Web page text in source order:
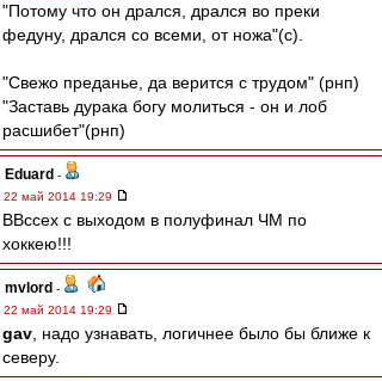
"Потому что он дрался, дрался во преки
федуну, дрался со всеми, от ножа"(с).
"Свежо преданье, да верится с трудом" (рнп)
"Заставь дурака богу молиться - он и лоб
расшибет"(рнп)
Eduard -
22 май 2014 19:29
ВВссех с выходом в полуфинал ЧМ по
хоккею!!!
mvlord -
22 май 2014 19:29
gav , надо узнавать, логичнее было бы ближе к
северу.